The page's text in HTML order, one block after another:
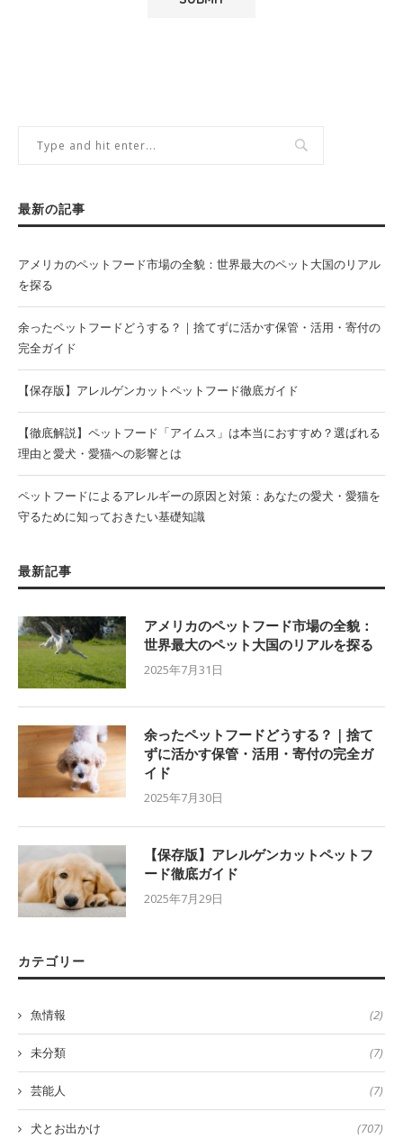
最新の記事
アメリカのペットフード市場の全貌：世界最大のペット大国のリアル
を探る
余ったペットフードどうする？｜捨てずに活かす保管・活用・寄付の
完全ガイド
【保存版】アレルゲンカットペットフード徹底ガイド
【徹底解説】ペットフード「アイムス」は本当におすすめ？選ばれる
理由と愛犬・愛猫への影響とは
ペットフードによるアレルギーの原因と対策：あなたの愛犬・愛猫を
守るために知っておきたい基礎知識
最新記事
アメリカのペットフード市場の全貌：
世界最大のペット大国のリアルを探る
2025年7月31日
余ったペットフードどうする？｜捨て
ずに活かす保管・活用・寄付の完全ガ
イド
2025年7月30日
【保存版】アレルゲンカットペットフ
ード徹底ガイド
2025年7月29日
カテゴリー
魚情報 (2)
未分類 (7)
芸能人 (7)
犬とお出かけ (707)